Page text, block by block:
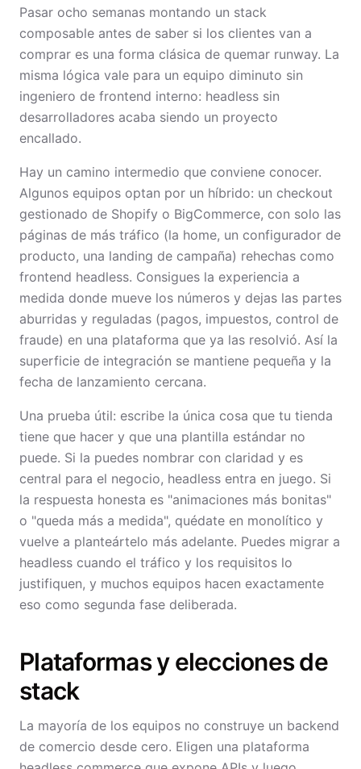
Pasar ocho semanas montando un stack
composable antes de saber si los clientes van a
comprar es una forma clásica de quemar runway. La
misma lógica vale para un equipo diminuto sin
ingeniero de frontend interno: headless sin
desarrolladores acaba siendo un proyecto
encallado.
Hay un camino intermedio que conviene conocer.
Algunos equipos optan por un híbrido: un checkout
gestionado de Shopify o BigCommerce, con solo las
páginas de más tráfico (la home, un configurador de
producto, una landing de campaña) rehechas como
frontend headless. Consigues la experiencia a
medida donde mueve los números y dejas las partes
aburridas y reguladas (pagos, impuestos, control de
fraude) en una plataforma que ya las resolvió. Así la
superficie de integración se mantiene pequeña y la
fecha de lanzamiento cercana.
Una prueba útil: escribe la única cosa que tu tienda
tiene que hacer y que una plantilla estándar no
puede. Si la puedes nombrar con claridad y es
central para el negocio, headless entra en juego. Si
la respuesta honesta es "animaciones más bonitas"
o "queda más a medida", quédate en monolítico y
vuelve a planteártelo más adelante. Puedes migrar a
headless cuando el tráfico y los requisitos lo
justifiquen, y muchos equipos hacen exactamente
eso como segunda fase deliberada.
Plataformas y elecciones de
stack
La mayoría de los equipos no construye un backend
de comercio desde cero. Eligen una plataforma